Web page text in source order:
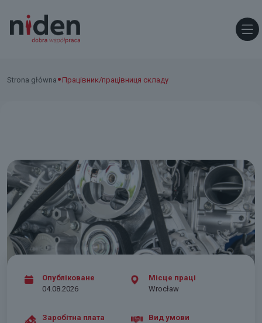
Strona główna • Працівник/працівниця складу
Опубліковане
04.08.2026
Місце праці
Wrocław
Заробітна плата
Вид умови